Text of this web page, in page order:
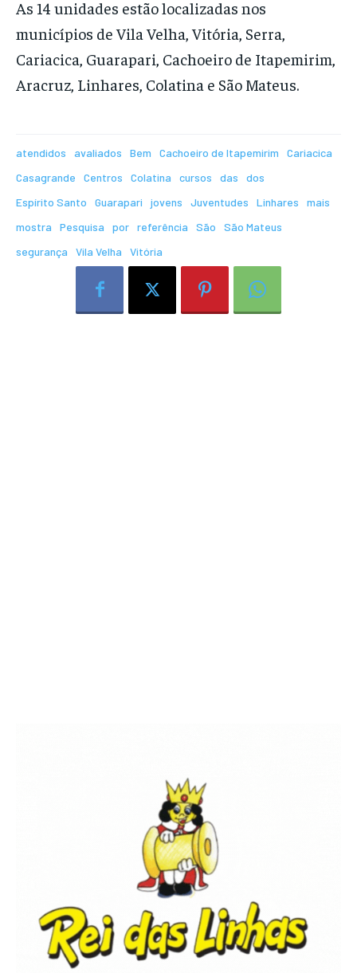
As 14 unidades estão localizadas nos
municípios de Vila Velha, Vitória, Serra,
Cariacica, Guarapari, Cachoeiro de Itapemirim,
Aracruz, Linhares, Colatina e São Mateus.
atendidos avaliados Bem Cachoeiro de Itapemirim
Cariacica
Casagrande
Centros Colatina cursos das
dos
Espírito Santo
Guarapari jovens Juventudes Linhares
mais
mostra
Pesquisa por referência São
São Mateus
segurança
Vila Velha Vitória